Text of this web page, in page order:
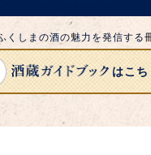
くしまの酒の魅力を発信する
はこち